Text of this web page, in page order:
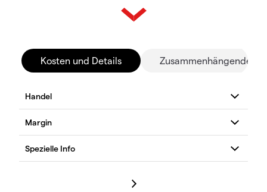
Kosten und Details Zusammenhängende